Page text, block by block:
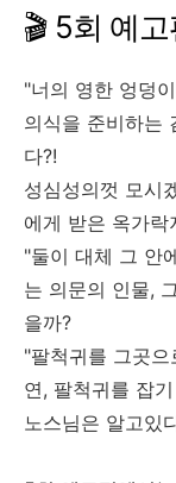
🎬 5회 예고
"너의 영한 엉덩
의식을 준비하는
다?!
성심성의껏 모시
에게 받은 옥가락
"둘이 대체 그 안
는 의문의 인물,
을까?
"팔척귀를 그곳
연, 팔척귀를 잡
노스님은 알고있